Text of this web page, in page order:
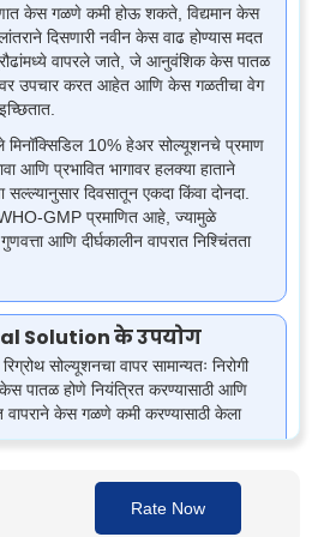
केस गळणे कमी होऊ शकते, विद्यमान केस
दिसणारी नवीन केस वाढ होण्यास मदत
वापरले जाते, जे आनुवंशिक केस पातळ
उपचार करत आहेत आणि केस गळतीचा वेग
मिनॉक्सिडिल 10% हेअर सोल्यूशनचे प्रमाण
आणि प्रभावित भागावर हलक्या हाताने
दिवसातून एकदा किंवा दोनदा.
GMP प्रमाणित आहे, ज्यामुळे
आणि दीर्घकालीन वापरात निश्चिंतता
Solution के उपयोग
सोल्यूशनचा वापर सामान्यतः निरोगी
पातळ होणे नियंत्रित करण्यासाठी आणि
वापराने केस गळणे कमी करण्यासाठी केला
देते.
Rate Now